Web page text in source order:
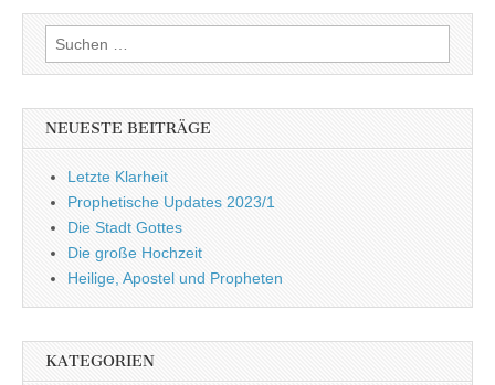
Suchen
nach:
NEUESTE BEITRÄGE
Letzte Klarheit
Prophetische Updates 2023/1
Die Stadt Gottes
Die große Hochzeit
Heilige, Apostel und Propheten
KATEGORIEN